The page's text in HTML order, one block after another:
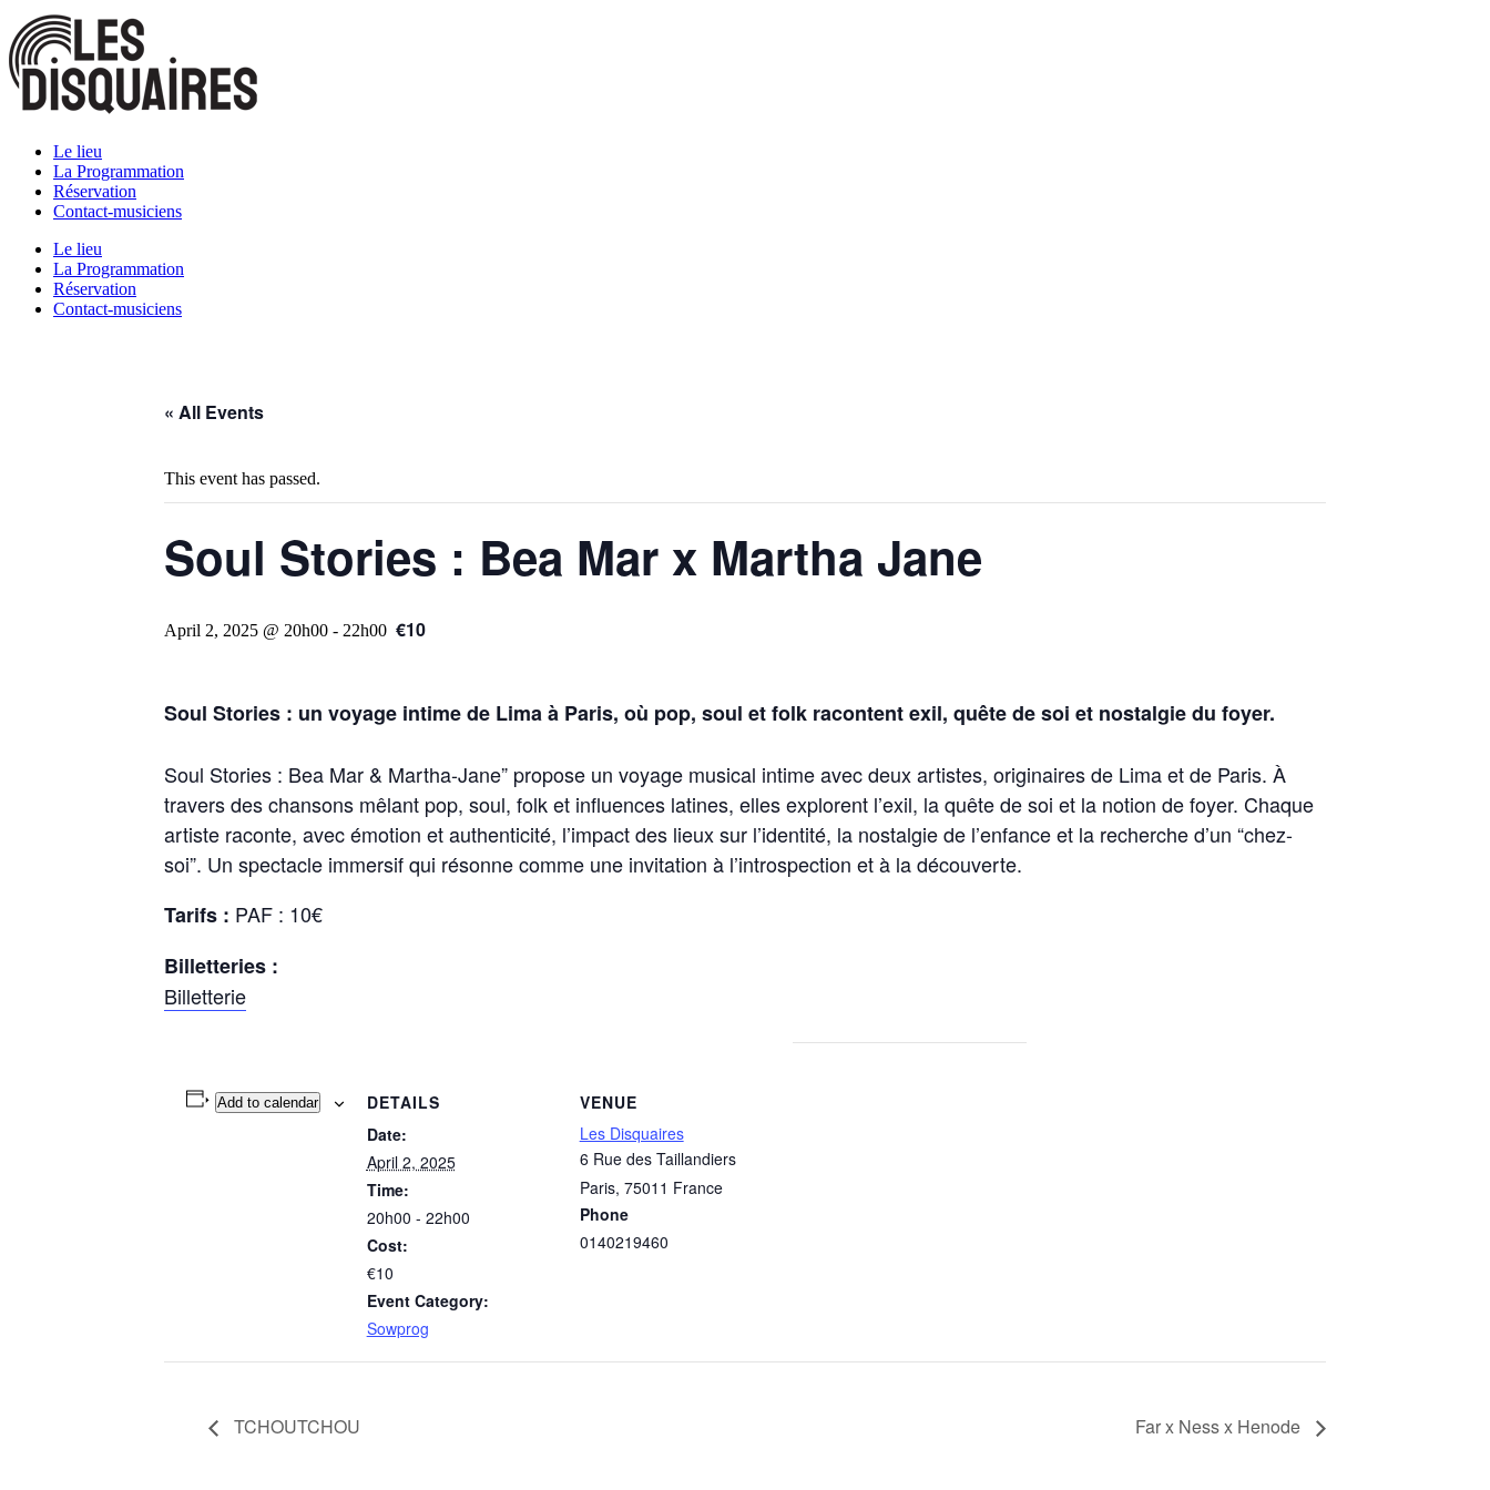
Skip
to
content
Le lieu
La Programmation
Réservation
Contact-musiciens
Le lieu
La Programmation
Réservation
Contact-musiciens
« All Events
This event has passed.
Soul Stories : Bea Mar x Martha Jane
April 2, 2025 @ 20h00 - 22h00 €10
Soul Stories : un voyage intime de Lima à Paris, où pop, soul et folk racontent exil, quête de soi et nostalgie du foyer.
Soul Stories : Bea Mar & Martha-Jane” propose un voyage musical intime avec deux artistes, originaires de Lima et de Paris. À
travers des chansons mêlant pop, soul, folk et influences latines, elles explorent l’exil, la quête de soi et la notion de foyer. Chaque
artiste raconte, avec émotion et authenticité, l’impact des lieux sur l’identité, la nostalgie de l’enfance et la recherche d’un “chez-
soi”. Un spectacle immersif qui résonne comme une invitation à l’introspection et à la découverte.
Tarifs : PAF : 10€
Billetteries :
Billetterie
Add to calendar
DETAILS
Date:
April 2, 2025
Time:
20h00 - 22h00
Cost:
€10
Event Category:
Sowprog
VENUE
Les Disquaires
6 Rue des Taillandiers
Paris, 75011 France
Phone
0140219460
TCHOUTCHOU Far x Ness x Henode